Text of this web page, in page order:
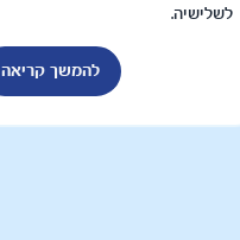
לשלישיה.
להמשך קריאה